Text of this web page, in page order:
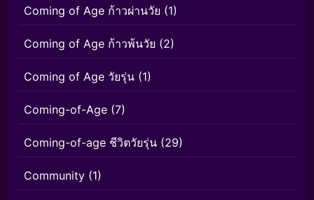
Coming of Age ก้าวผ่านวัย (1)
Coming of Age ก้าวพ้นวัย (2)
Coming of Age วัยรุ่น (1)
Coming-of-Age (7)
Coming-of-age ชีวิตวัยรุ่น (29)
Community (1)